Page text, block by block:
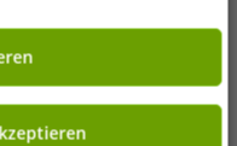
Outlet46